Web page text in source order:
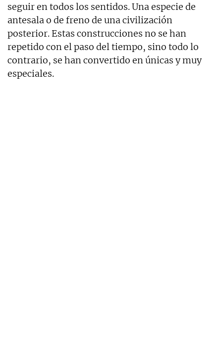
seguir en todos los sentidos. Una especie de
antesala o de freno de una civilización
posterior. Estas construcciones no se han
repetido con el paso del tiempo, sino todo lo
contrario, se han convertido en únicas y muy
especiales.